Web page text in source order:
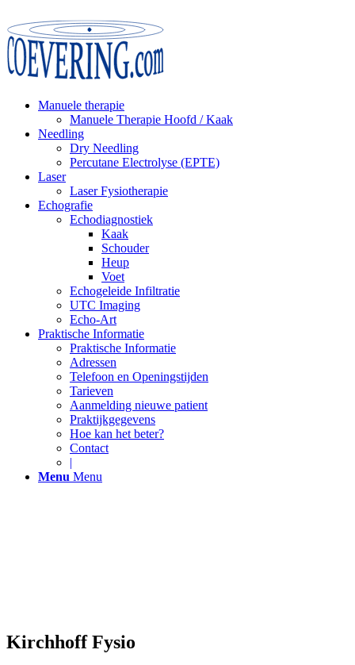
Manuele therapie
Manuele Therapie Hoofd / Kaak
Needling
Dry Needling
Percutane Electrolyse (EPTE)
Laser
Laser Fysiotherapie
Echografie
Echodiagnostiek
Kaak
Schouder
Heup
Voet
Echogeleide Infiltratie
UTC Imaging
Echo-Art
Praktische Informatie
Praktische Informatie
Adressen
Telefoon en Openingstijden
Tarieven
Aanmelding nieuwe patient
Praktijkgegevens
Hoe kan het beter?
Contact
|
Menu Menu
Kirchhoff Fysio